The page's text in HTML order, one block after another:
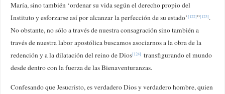
María, sino también ‘ordenar su vida según el derecho propio del
Instituto y esforzarse así por alcanzar la perfección de su estado’[122]”[123].
No obstante, no sólo a través de nuestra consagración sino también a
través de nuestra labor apostólica buscamos asociarnos a la obra de la
redención y a la dilatación del reino de Dios[124] transfigurando el mundo
desde dentro con la fuerza de las Bienaventuranzas.
Confesando que Jesucristo, es verdadero Dios y verdadero hombre, quien